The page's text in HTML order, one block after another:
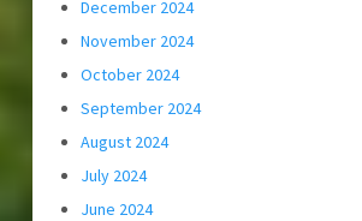
December 2024
November 2024
October 2024
September 2024
August 2024
July 2024
June 2024